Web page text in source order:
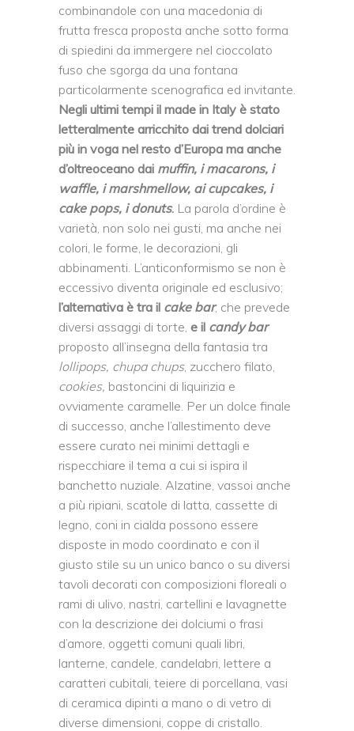
combinandole con una macedonia di
frutta fresca proposta anche sotto forma
di spiedini da immergere nel cioccolato
fuso che sgorga da una fontana
particolarmente scenografica ed invitante.
Negli ultimi tempi il made in Italy è stato
letteralmente arricchito dai trend dolciari
più in voga nel resto d’Europa ma anche
d’oltreoceano dai muffin, i macarons, i
waffle, i marshmellow, ai cupcakes, i
cake pops, i donuts. La parola d’ordine è
varietà, non solo nei gusti, ma anche nei
colori, le forme, le decorazioni, gli
abbinamenti. L’anticonformismo se non è
eccessivo diventa originale ed esclusivo;
l’alternativa è tra il cake bar, che prevede
diversi assaggi di torte, e il candy bar
proposto all’insegna della fantasia tra
lollipops, chupa chups, zucchero filato,
cookies, bastoncini di liquirizia e
ovviamente caramelle. Per un dolce finale
di successo, anche l’allestimento deve
essere curato nei minimi dettagli e
rispecchiare il tema a cui si ispira il
banchetto nuziale. Alzatine, vassoi anche
a più ripiani, scatole di latta, cassette di
legno, coni in cialda possono essere
disposte in modo coordinato e con il
giusto stile su un unico banco o su diversi
tavoli decorati con composizioni floreali o
rami di ulivo, nastri, cartellini e lavagnette
con la descrizione dei dolciumi o frasi
d’amore, oggetti comuni quali libri,
lanterne, candele, candelabri, lettere a
caratteri cubitali, teiere di porcellana, vasi
di ceramica dipinti a mano o di vetro di
diverse dimensioni, coppe di cristallo.